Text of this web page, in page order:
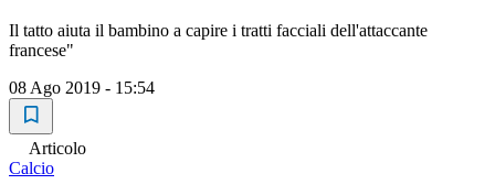
Il tatto aiuta il bambino a capire i tratti facciali dell'attaccante
francese"
08 Ago 2019 - 15:54
Articolo
Calcio